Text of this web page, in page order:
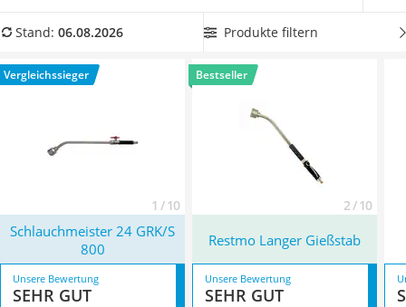
Multimeter
Gasdurchlauferhitzer
Service
zu 103 cm aus unserer Vergleichstabelle, damit Ihnen das
hier im August 2026 besonders das Modell
24 GRK/S 800
mit seinen Eigenschaften.
Stand: 06.08.2026 Produkte filtern
Vergleichssieger
1 / 10
Bestseller
2 / 10
Schlauchmeister 24 GRK/S
800
Restmo Langer Gießstab
Unsere Bewertung
SEHR GUT
Unsere Bewertung
SEHR GUT